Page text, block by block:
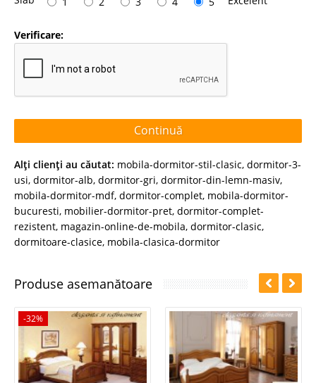
Verificare:
Continuă
Alţi clienţi au căutat: mobila-dormitor-stil-clasic, dormitor-3-
usi, dormitor-alb, dormitor-gri, dormitor-din-lemn-masiv,
mobila-dormitor-mdf, dormitor-complet, mobila-dormitor-
bucuresti, mobilier-dormitor-pret, dormitor-complet-
rezistent, magazin-online-de-mobila, dormitor-clasic,
dormitoare-clasice, mobila-clasica-dormitor
Produse asemanătoare
-32%